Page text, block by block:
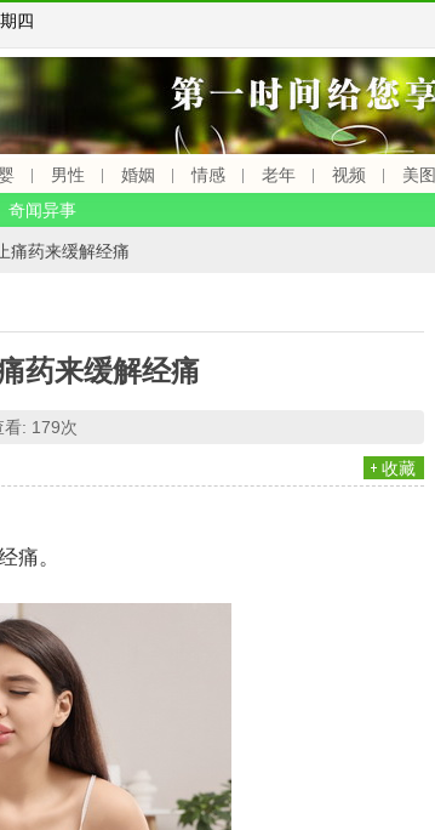
四
男性 婚姻 情感 老年 视频 美图
奇闻异事
痛药来缓解经痛
药来缓解经痛
看: 179次
收藏
痛。